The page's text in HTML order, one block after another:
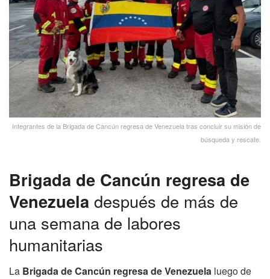
Integrantes de la Brigada de Cancún regresa de Venezuela tras concluir su misión de
búsqueda y rescate.
Brigada de Cancún regresa de
Venezuela después de más de
una semana de labores
humanitarias
La Brigada de Cancún regresa de Venezuela luego de